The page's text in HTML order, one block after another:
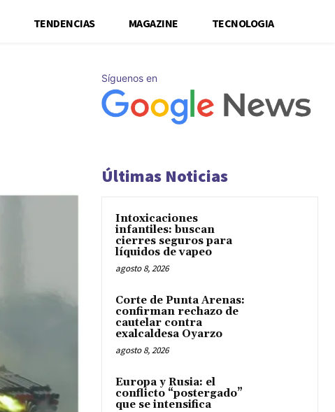
TENDENCIAS MAGAZINE TECNOLOGIA
Síguenos en
Últimas Noticias
Intoxicaciones
infantiles: buscan
cierres seguros para
líquidos de vapeo
agosto 8, 2026
Corte de Punta Arenas:
confirman rechazo de
cautelar contra
exalcaldesa Oyarzo
agosto 8, 2026
Europa y Rusia: el
conflicto “postergado”
que se intensifica